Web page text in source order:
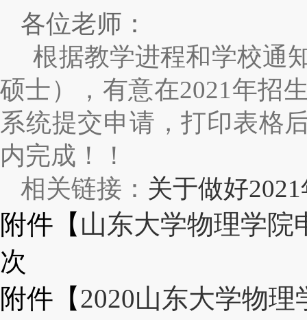
各位老师：
根据教学进程和学校通
硕士），有意在2021年招
系统提交申请，打印表格
内完成！！
相关链接： 关于做好
附件【 山东大学物理学院
次
附件【2020山东大学物